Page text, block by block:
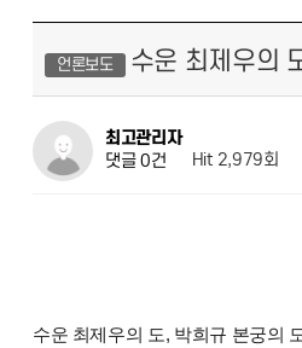
언론보도 수운 최제우의
최고관리자
댓글 0건
Hit 2,979회
수운 최제우의 도, 박희규 본궁의